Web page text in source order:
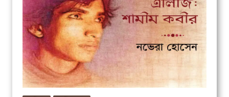
কবিতা স্মৃতিচারণ